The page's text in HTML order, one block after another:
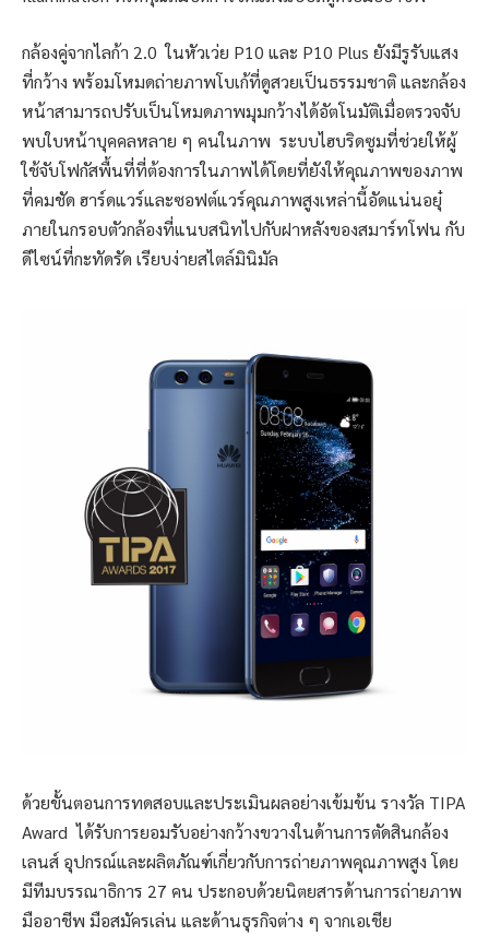
กล้องคู่จากไลก้า 2.0 ในหัวเว่ย P10 และ P10 Plus ยังมีรูรับแสง
ที่กว้าง พร้อมโหมดถ่ายภาพโบเก้ที่ดูสวยเป็นธรรมชาติ และกล้อง
หน้าสามารถปรับเป็นโหมดภาพมุมกว้างได้อัตโนมัติเมื่อตรวจจับ
พบใบหน้าบุคคลหลาย ๆ คนในภาพ ระบบไฮบริดซูมที่ช่วยให้ผู้
ใช้จับโฟกัสพื้นที่ที่ต้องการในภาพได้โดยที่ยังให้คุณภาพของภาพ
ที่คมชัด ฮาร์ดแวร์และซอฟต์แวร์คุณภาพสูงเหล่านี้อัดแน่นอยุ๋
ภายในกรอบตัวกล้องที่แนบสนิทไปกับฝาหลังของสมาร์ทโฟน กับ
ดีไซน์ที่กะทัดรัด เรียบง่ายสไตล์มินิมัล
ด้วยขั้นตอนการทดสอบและประเมินผลอย่างเข้มข้น รางวัล TIPA
Award ได้รับการยอมรับอย่างกว้างขวางในด้านการตัดสินกล้อง
เลนส์ อุปกรณ์และผลิตภัณฑ์เกี่ยวกับการถ่ายภาพคุณภาพสูง โดย
มีทีมบรรณาธิการ 27 คน ประกอบด้วยนิตยสารด้านการถ่ายภาพ
มืออาชีพ มือสมัครเล่น และด้านธุรกิจต่าง ๆ จากเอเชีย